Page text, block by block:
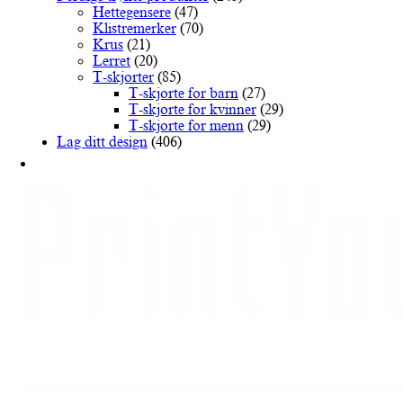
på
produktsiden
Hettegensere (47)
Klistremerker (70)
Krus (21)
Lerret (20)
T-skjorter (85)
T-skjorte for barn (27)
T-skjorte for kvinner (29)
T-skjorte for menn (29)
Lag ditt design (406)